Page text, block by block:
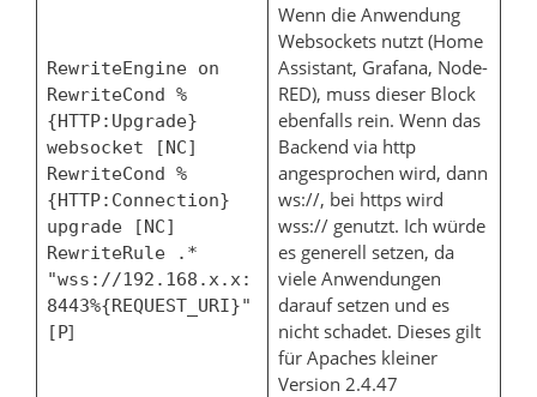
RewriteEngine on
RewriteCond %
{HTTP:Upgrade}
websocket [NC]
RewriteCond %
{HTTP:Connection}
upgrade [NC]
RewriteRule .*
"wss://192.168.x.x:
8443%{REQUEST_URI}"
[P]
Wenn die Anwendung
Websockets nutzt (Home
Assistant, Grafana, Node-
RED), muss dieser Block
ebenfalls rein. Wenn das
Backend via http
angesprochen wird, dann
ws://, bei https wird
wss:// genutzt. Ich würde
es generell setzen, da
viele Anwendungen
darauf setzen und es
nicht schadet. Dieses gilt
für Apaches kleiner
Version 2.4.47